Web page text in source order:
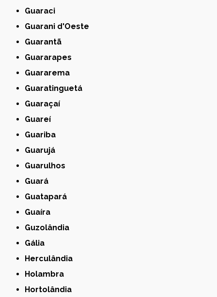
Guaraci
Guarani d'Oeste
Guarantã
Guararapes
Guararema
Guaratinguetá
Guaraçaí
Guareí
Guariba
Guarujá
Guarulhos
Guará
Guatapará
Guaíra
Guzolândia
Gália
Herculândia
Holambra
Hortolândia